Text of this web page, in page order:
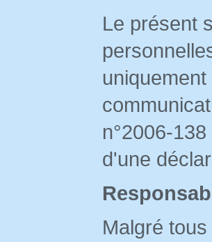
Le présent
n°2006-
d'une
Malgré